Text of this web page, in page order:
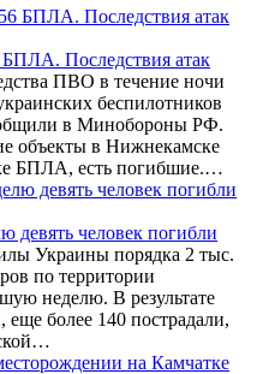
Последствия атак
ПВО в течение ночи
беспилотников
в Минобороны РФ.
объекты в Нижнекамске
БПЛА, есть погибшие.…
девять человек погибли
Украины порядка 2 тыс.
по территории
неделю. В результате
более 140 пострадали,